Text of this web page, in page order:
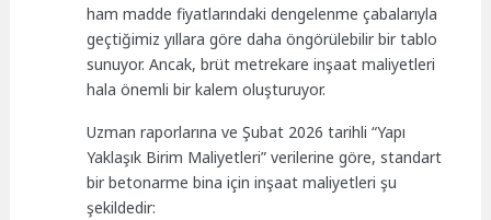
ham madde fiyatlarındaki dengelenme çabalarıyla
geçtiğimiz yıllara göre daha öngörülebilir bir tablo
sunuyor. Ancak, brüt metrekare inşaat maliyetleri
hala önemli bir kalem oluşturuyor.
Uzman raporlarına ve Şubat 2026 tarihli “Yapı
Yaklaşık Birim Maliyetleri” verilerine göre, standart
bir betonarme bina için inşaat maliyetleri şu
şekildedir: